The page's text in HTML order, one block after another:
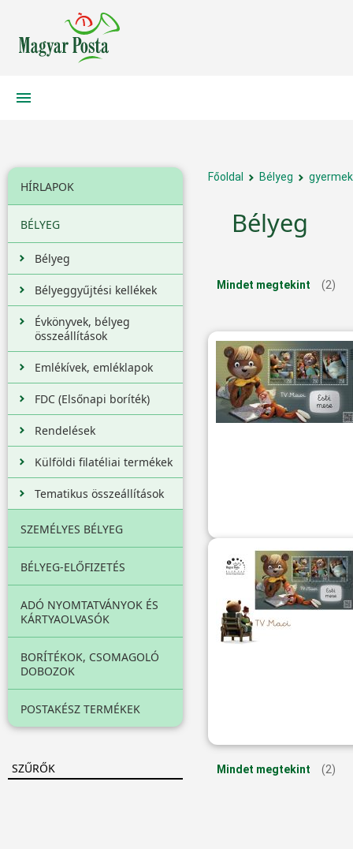
HÍRLAPOK
BÉLYEG
Bélyeg
Bélyeggyűjtési kellékek
Évkönyvek, bélyeg
összeállítások
Emlékívek, emléklapok
FDC (Elsőnapi boríték)
Rendelések
Külföldi filatéliai termékek
Tematikus összeállítások
SZEMÉLYES BÉLYEG
BÉLYEG-ELŐFIZETÉS
ADÓ NYOMTATVÁNYOK ÉS
KÁRTYAOLVASÓK
BORÍTÉKOK, CSOMAGOLÓ
DOBOZOK
POSTAKÉSZ TERMÉKEK
SZŰRŐK
Főoldal Bélyeg gyermek
Bélyeg
Mindet megtekint (2)
Mindet megtekint (2)